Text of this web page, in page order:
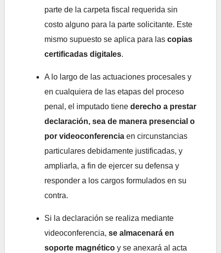
parte de la carpeta fiscal requerida sin
costo alguno para la parte solicitante. Este
mismo supuesto se aplica para las copias
certificadas digitales.
A lo largo de las actuaciones procesales y
en cualquiera de las etapas del proceso
penal, el imputado tiene derecho a prestar
declaración, sea de manera presencial o
por videoconferencia en circunstancias
particulares debidamente justificadas, y
ampliarla, a fin de ejercer su defensa y
responder a los cargos formulados en su
contra.
Si la declaración se realiza mediante
videoconferencia, se almacenará en
soporte magnético y se anexará al acta